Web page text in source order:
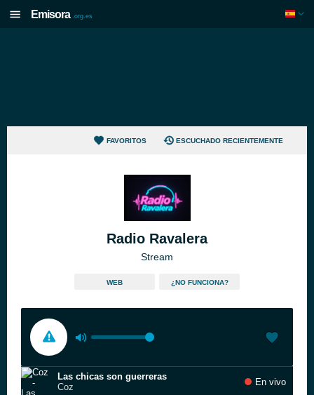
Emisora .org.es
FAVORITOS ESCUCHADO RECIENTEMENTE
Radio Ravalera
Stream
WEB ¿NO FUNCIONA?
Las chicas son guerreras
Coz
En vivo